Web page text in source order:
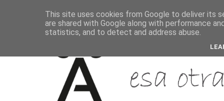
This site uses cookies from Google to deliver its
are shared with Google along with performance
statistics, and to detect and address abuse.